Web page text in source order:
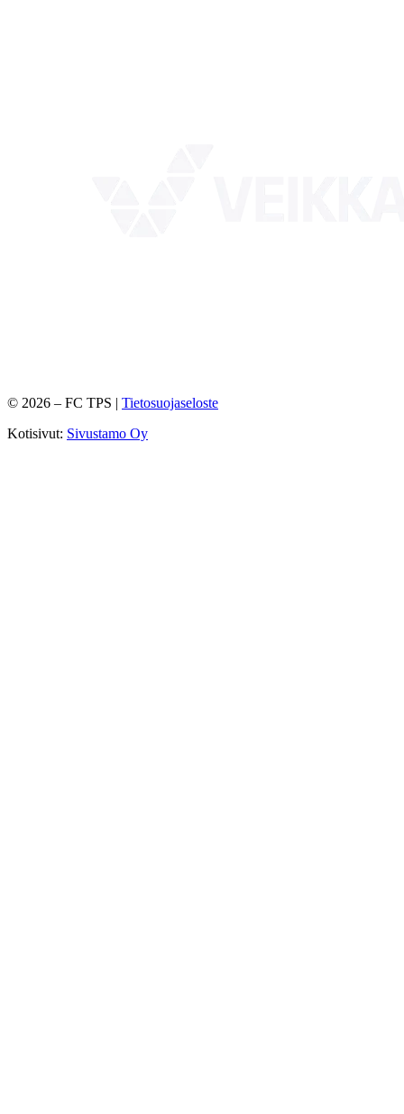
© 2026 – FC TPS | Tietosuojaseloste
Kotisivut: Sivustamo Oy